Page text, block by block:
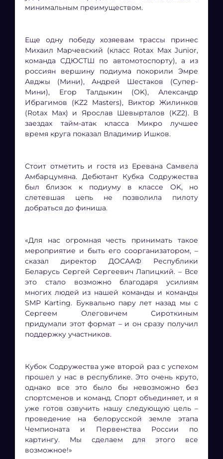
минимальным преимуществом.
Еще одну победу хозяевам трассы принес
Михаил Марчевский (класс Rotax Max Junior,
команда СДЮСТШ по автомотоспорту), а из
россиян вершину подиума покорили Эмре
Авджы (Мини), Андрей Шестаков (Супер-
Мини), Егор Талдыкин (OK), Александр
Ибрагимов (KZ2 Masters), Виктор Жилинков
(Rotax Max) и Ярослав Шевырталов (KZ2). В
заездах тайм-атак класса Микро лучшее
время круга показал Владимир Ишков.
Стоит отметить и гостя из Еревана Самвела
Амбарцумяна. Дебютант Кубка Содружества
был близок к подиуму в классе OK, но
слетевшая цепь не позволила пилоту
добраться до финиша.
«Для нас огромная честь принимать такое
мероприятие и быть его соорганизатором, –
сказал директор ДОСААФ Республики
Беларусь Сергей Сергеевич Лапицкий. – Все
это стало возможно благодаря усилиям
многих людей из нашей команды и команды
SMP Karting. Буквально пару лет назад мы с
Сергеем Олеговичем Сироткиным
придумали этот формат – и он сразу получил
поддержку участников.
Кубок Содружества уже второй раз с успехом
прошел у нас в республике. Это очень круто,
однако все это было бы невозможно без
спортсменов и команд. Спорт объединяет, и я
уже готов озвучить нашу следующую цель –
проведение на белорусской земле этапа
Чемпионата и Первенства России по
картингу. Мы сделаем для этого все
возможное!»